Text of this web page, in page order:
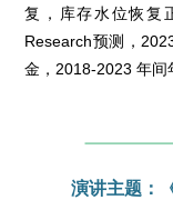
复，库存水位恢复
Research预测，
金，2018-2023 年间
演讲主题：